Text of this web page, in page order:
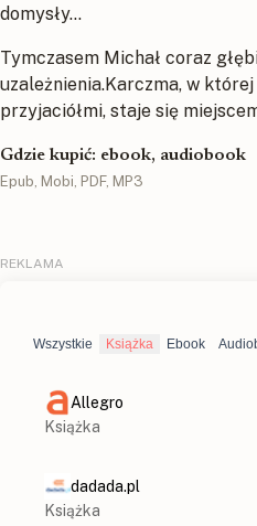
domysły…
Tymczasem Michał coraz
uzależnienia.Karczma, w której
przyjaciółmi, staje się
Gdzie kupić: ebook, audiobook
Epub, Mobi, PDF, MP3